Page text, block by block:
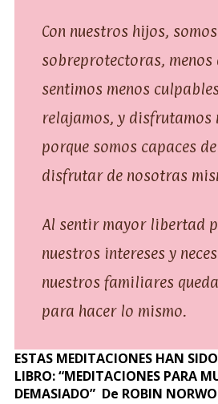
Con nuestros hijos,
sobreprotectoras, menos
sentimos menos
relajamos, y disfrutamos
porque somos capaces
disfrutar de nosotras
Al sentir mayor libertad
nuestros intereses y
nuestros familiares
para hacer lo mismo.
ESTAS MEDITACIONES HAN
LIBRO: “MEDITACIONES PARA
DEMASIADO” De ROBIN